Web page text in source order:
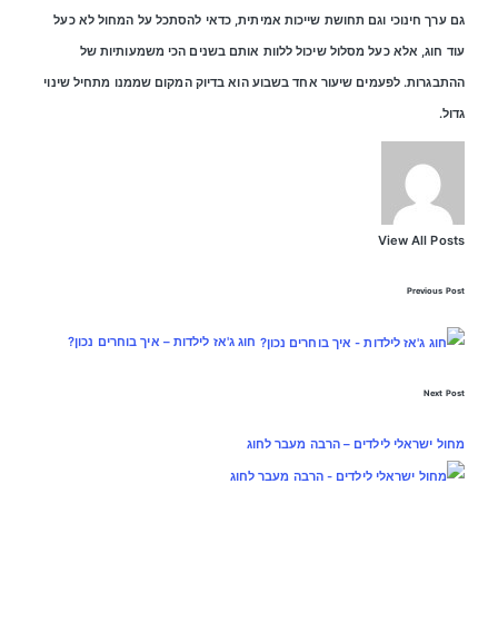
גם ערך חינוכי וגם תחושת שייכות אמיתית, כדאי להסתכל על המחול לא כעל
עוד חוג, אלא כעל מסלול שיכול ללוות אותם בשנים הכי משמעותיות של
ההתבגרות. לפעמים שיעור אחד בשבוע הוא בדיוק המקום שממנו מתחיל שינוי
גדול.
View All Posts
Previous Post
חוג ג'אז לילדות – איך בוחרים נכון?
Next Post
מחול ישראלי לילדים – הרבה מעבר לחוג